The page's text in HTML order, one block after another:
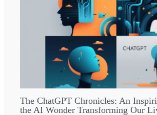
The ChatGPT Chronicles: An
the AI Wonder Transforming Our